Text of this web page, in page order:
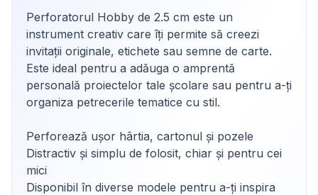
Perforatorul Hobby de 2.5 cm este un
instrument creativ care îți permite să creezi
invitații originale, etichete sau semne de carte.
Este ideal pentru a adăuga o amprentă
personală proiectelor tale școlare sau pentru a-ți
organiza petrecerile tematice cu stil.
Perforează ușor hârtia, cartonul și pozele
Distractiv și simplu de folosit, chiar și pentru cei
mici
Disponibil în diverse modele pentru a-ți inspira